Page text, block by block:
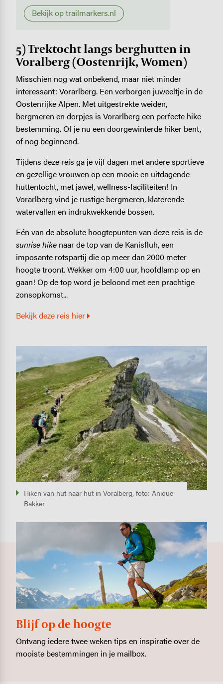
Bekijk op trailmarkers.nl
5) Trektocht langs berghutten in
Voralberg (Oostenrijk, Women)
Misschien nog wat onbekend, maar niet minder
interessant: Vorarlberg. Een verborgen juweeltje in de
Oostenrijke Alpen. Met uitgestrekte weiden,
bergmeren en dorpjes is Vorarlberg een perfecte hike
bestemming. Of je nu een doorgewinterde hiker bent,
of nog beginnend.
Tijdens deze reis ga je vijf dagen met andere sportieve
en gezellige vrouwen op een mooie en uitdagende
huttentocht, met jawel, wellness-faciliteiten! In
Vorarlberg vind je rustige bergmeren, klaterende
watervallen en indrukwekkende bossen.
Eén van de absolute hoogtepunten van deze reis is de
sunrise hikenaar de top van de Kanisfluh, een
imposante rotspartij die op meer dan 2000 meter
hoogte troont. Wekker om 4:00 uur, hoofdlamp op en
gaan! Op de top word je beloond met een prachtige
zonsopkomst...
Bekijk deze reis hier
Hiken van hut naar hut in Voralberg, foto: Anique
Bakker
Blijf op de hoogte
Ontvang iedere twee weken tips en inspiratie over de
mooiste bestemmingen in je mailbox.